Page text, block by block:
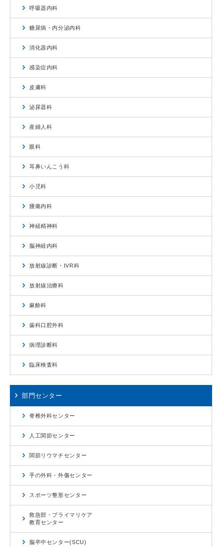
呼吸器内科
糖尿病・内分泌内科
消化器内科
感染症内科
皮膚科
泌尿器科
産婦人科
眼科
耳鼻いんこう科
小児科
腫瘍内科
神経精神科
脳神経内科
放射線診断・IVR科
放射線治療科
麻酔科
歯科口腔外科
病理診断科
臨床検査科
部門センター
脊椎外科センター
人工関節センター
関節リウマチセンター
手の外科・外傷センター
スポーツ整形センター
救急部・プライマリケア
教育センター
脳卒中センター(SCU)